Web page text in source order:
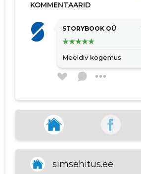
KOMMENTAARID
STORYBOOK OÜ
Meeldiv kogemus
simsehitus.ee